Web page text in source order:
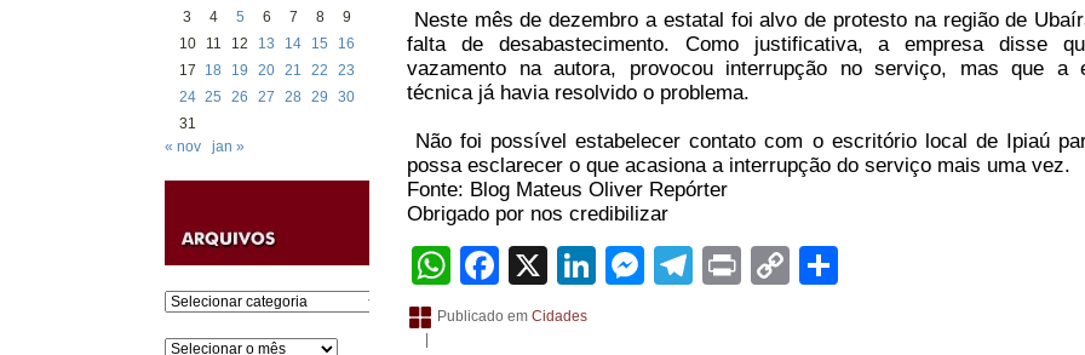
3
4 5 6 7 8
9
10
11 12 13 14 15
16
17
18 19 20 21 22
23
24 25 26 27 28 29
30
31
« nov
jan »
Categorias
Arquivos
Neste mês de dezembro a estatal foi alvo de protesto na região de
falta de desabastecimento. Como justificativa, a empresa disse
vazamento na autora, provocou interrupção no serviço, mas que a
técnica já havia resolvido o problema.
Não foi possível estabelecer contato com o escritório local de Ipiaú
possa esclarecer o que acasiona a interrupção do serviço mais uma vez.
Fonte: Blog Mateus Oliver Repórter
Obrigado por nos credibilizar
WhatsApp
Facebook
X LinkedIn
Messenger
Telegram
PrintCopy
Publicado em Cidades